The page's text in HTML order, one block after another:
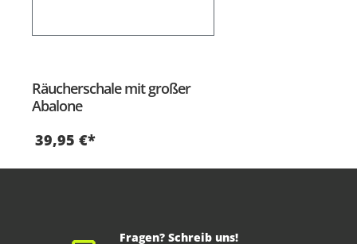
Räucherschale mit großer
Abalone
39,95 €*
Fragen? Schreib uns!